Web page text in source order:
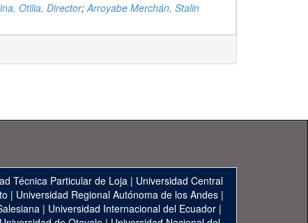
Otilia, Director;Arroyabe Merchán, Stalin
Técnica Particular de Loja | Universidad Central
| Universidad Regional Autónoma de los Andes|
| Universidad Internacional del Ecuador|